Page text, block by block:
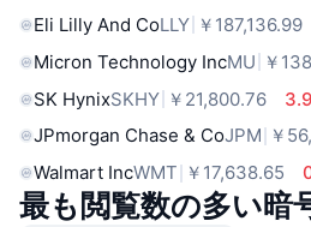
Eli Lilly And CoLLY ￥187,136.99
Micron Technology IncMU ￥
SK HynixSKHY ￥21,800.76
JPmorgan Chase & CoJPM ￥
Walmart IncWMT ￥17,638.65
最も閲覧数の多い暗